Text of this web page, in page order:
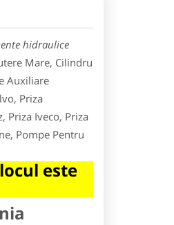
hidraulice
Mare, Cilindru
Auxiliare
Priza
Priza Iveco, Priza
Pompe Pentru
este